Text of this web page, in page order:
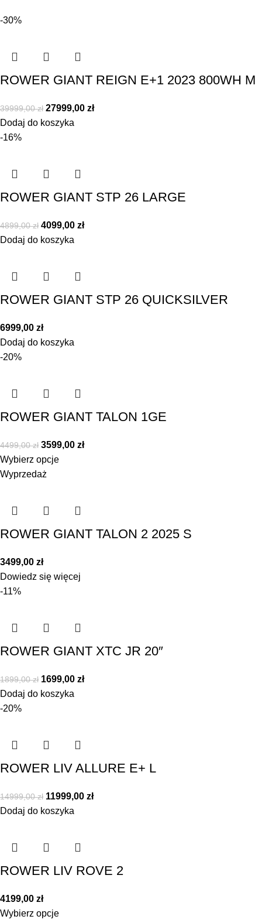
-30%
ROWER GIANT REIGN E+1 2023 800WH M
39999,00zł 27999,00 zł
Dodaj do koszyka
-16%
ROWER GIANT STP 26 LARGE
4899,00zł 4099,00 zł
Dodaj do koszyka
ROWER GIANT STP 26 QUICKSILVER
6999,00 zł
Dodaj do koszyka
-20%
ROWER GIANT TALON 1GE
4499,00zł 3599,00 zł
Wybierz opcje
Wyprzedaż
ROWER GIANT TALON 2 2025 S
3499,00 zł
Dowiedz się więcej
-11%
ROWER GIANT XTC JR 20″
1899,00zł 1699,00 zł
Dodaj do koszyka
-20%
ROWER LIV ALLURE E+ L
14999,00zł 11999,00 zł
Dodaj do koszyka
ROWER LIV ROVE 2
4199,00 zł
Wybierz opcje